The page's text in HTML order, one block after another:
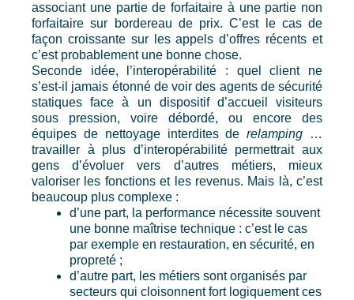
associant une partie de forfaitaire à une partie non
forfaitaire sur bordereau de prix. C’est le cas de
façon croissante sur les appels d’offres récents et
c’est probablement une bonne chose.
Seconde idée, l’interopérabilité : quel client ne
s’est-il jamais étonné de voir des agents de sécurité
statiques face à un dispositif d’accueil visiteurs
sous pression, voire débordé, ou encore des
équipes de nettoyage interdites derelamping …
travailler à plus d’interopérabilité permettrait aux
gens d’évoluer vers d’autres métiers, mieux
valoriser les fonctions et les revenus. Mais là, c’est
beaucoup plus complexe :
d’une part, la performance nécessite souvent
une bonne maîtrise technique : c’est le cas
par exemple en restauration, en sécurité, en
propreté ;
d’autre part, les métiers sont organisés par
secteurs qui cloisonnent fort logiquement ces